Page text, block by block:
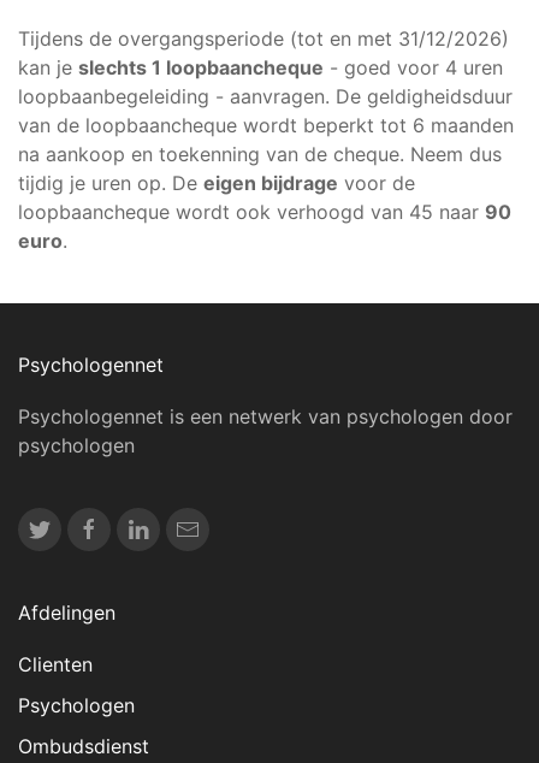
Tijdens de overgangsperiode (tot en met 31/12/2026)
kan je slechts 1 loopbaancheque - goed voor 4 uren
loopbaanbegeleiding - aanvragen. De geldigheidsduur
van de loopbaancheque wordt beperkt tot 6 maanden
na aankoop en toekenning van de cheque. Neem dus
tijdig je uren op. De eigen bijdrage voor de
loopbaancheque wordt ook verhoogd van 45 naar 90
euro.
Psychologennet
Psychologennet is een netwerk van psychologen door
psychologen
Afdelingen
Clienten
Psychologen
Ombudsdienst